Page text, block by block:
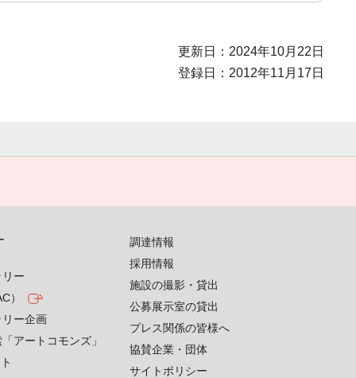
更新日：2024年10月22日
登録日：2012年11月17日
ー
）
ー企画
アートコモンズ」
調達情報
採用情報
施設の撮影・貸出
公募展示室の貸出
プレス関係の皆様へ
協賛企業・団体
サイトポリシー